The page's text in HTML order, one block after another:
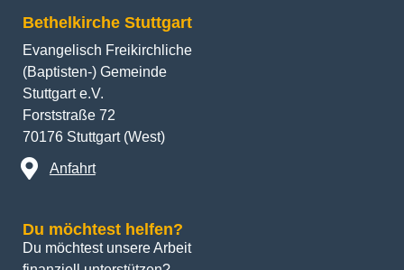
Bethelkirche Stuttgart
Evangelisch Freikirchliche
(Baptisten-) Gemeinde
Stuttgart e.V.
Forststraße 72
70176 Stuttgart (West)
Anfahrt
Du möchtest helfen?
Du möchtest unsere Arbeit